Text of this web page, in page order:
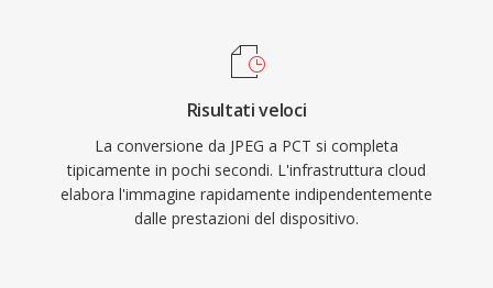
Risultati veloci
La conversione da JPEG a PCT si completa
tipicamente in pochi secondi. L'infrastruttura cloud
elabora l'immagine rapidamente indipendentemente
dalle prestazioni del dispositivo.